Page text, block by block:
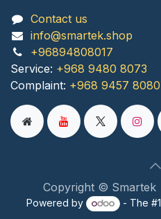
Contact us
info@smartek.shop
+96894808017
Service: +968 9480 8073
Complaint: +968 9457 8080
Copyright © Smartek
Powered by
- The #1